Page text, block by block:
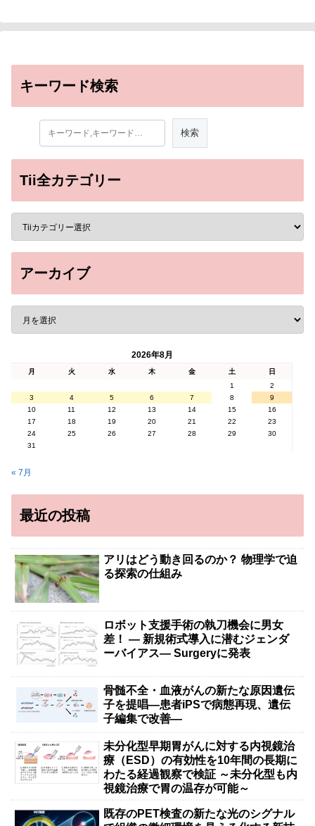
キーワード検索
Tii全カテゴリー
アーカイブ
2026年8月
月 火 水 木 金 土
日
1
2
3
4 5 6 7 8
9
10
11 12 13 14 15
16
17
18 19 20 21 22
23
24
25 26 27 28 29
30
31
« 7月
最近の投稿
アリはどう動き回るのか？ 物理学で迫
る探索の仕組み
ロボット支援手術の執刀機会に男女
差！ — 新規術式導入に潜むジェンダ
ーバイアス— Surgeryに発表
骨髄不全・血液がんの新たな原因遺伝
子を提唱―患者iPSで病態再現、遺伝
子編集で改善―
未分化型早期胃がんに対する内視鏡治
療（ESD）の有効性を10年間の長期に
わたる経過観察で検証 ～未分化型も内
視鏡治療で胃の温存が可能～
既存のPET検査の新たな光のシグナル